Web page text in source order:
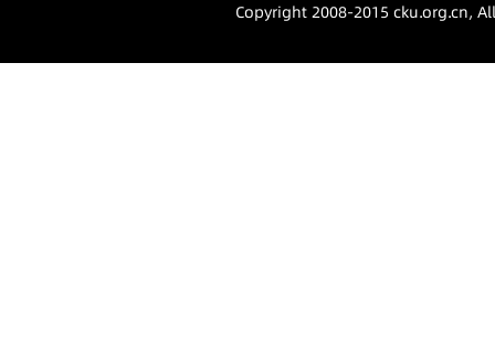
Copyright 2008-2015 cku.org.cn,